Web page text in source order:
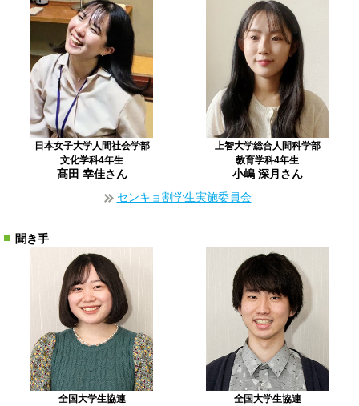
日本女子大学人間社会学部
文化学科4年生
髙田 幸佳さん
上智大学総合人間科学部
教育学科4年生
小嶋 深月さん
センキョ割学生実施委員会
聞き手
全国大学生協連
全国大学生協連